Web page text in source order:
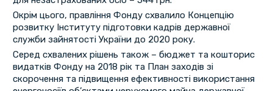
Окрім цього, правління Фонду схвалило Концепцію
розвитку Інституту підготовки кадрів державної
служби зайнятості України до 2020 року.
Серед схвалених рішень також – бюджет та кошторис
видатків Фонду на 2018 рік та План заходів зі
скорочення та підвищення ефективності використання